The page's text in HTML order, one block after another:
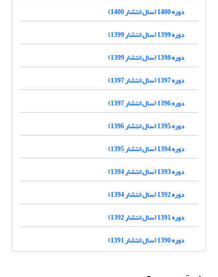
دوره 1400 (سال انتشار 1400)
دوره 1399 (سال انتشار 1399)
دوره 1398 (سال انتشار 1399)
دوره 1397 (سال انتشار 1397)
دوره 1396 (سال انتشار 1397)
دوره 1395 (سال انتشار 1396)
دوره 1394 (سال انتشار 1395)
دوره 1393 (سال انتشار 1394)
دوره 1392 (سال انتشار 1394)
دوره 1391 (سال انتشار 1392)
دوره 1390 (سال انتشار 1391)